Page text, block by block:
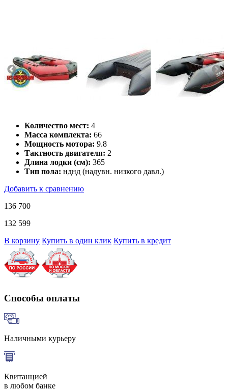
Количество мест: 4
Масса комплекта: 66
Мощность мотора: 9.8
Тактность двигателя: 2
Длина лодки (см): 365
Тип пола: нднд (надувн. низкого давл.)
Добавить к сравнению
136 700
132 599
В корзину Купить в один клик Купить в кредит
Способы оплаты
Наличными курьеру
Квитанцией
в любом банке